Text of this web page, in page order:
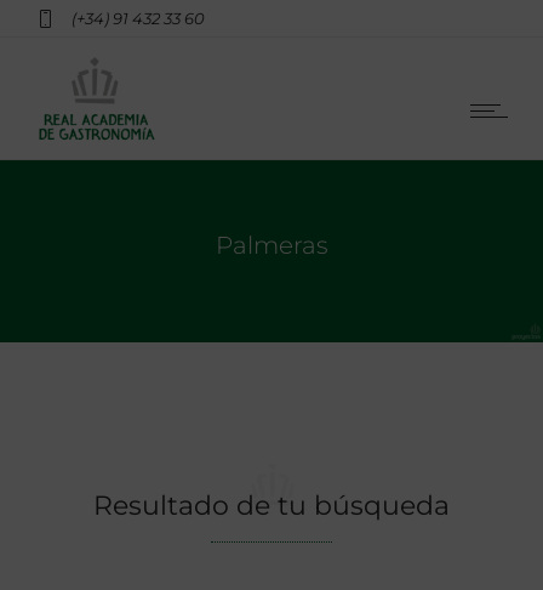
(+34) 91 432 33 60
Palmeras
Resultado de tu búsqueda